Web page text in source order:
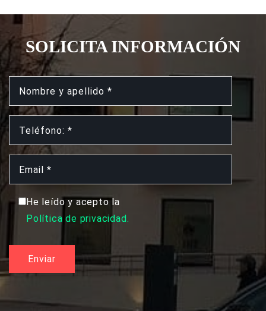
SOLICITA INFORMACIÓN
He leído y acepto la
Política de privacidad.